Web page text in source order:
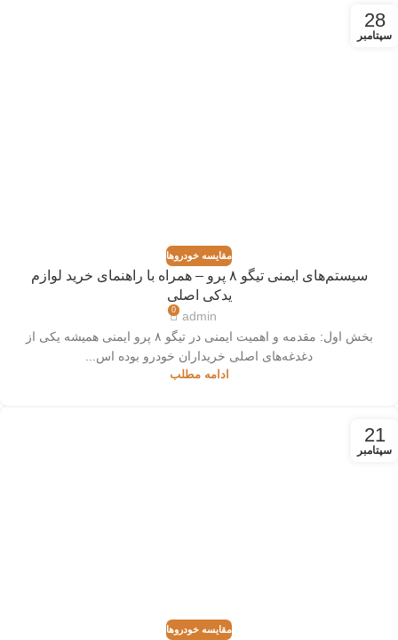
28
سپتامبر
مقایسه خودروها
سیستم‌های ایمنی تیگو ۸ پرو – همراه با راهنمای خرید لوازم
یدکی اصلی
admin
0
بخش اول: مقدمه و اهمیت ایمنی در تیگو ۸ پرو ایمنی همیشه یکی از
دغدغه‌های اصلی خریداران خودرو بوده اس...
ادامه مطلب
21
سپتامبر
مقایسه خودروها